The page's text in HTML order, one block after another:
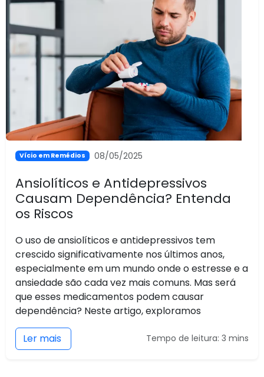
Vício em Remédios 08/05/2025
Ansiolíticos e Antidepressivos
Causam Dependência? Entenda
os Riscos
O uso de ansiolíticos e antidepressivos tem
crescido significativamente nos últimos anos,
especialmente em um mundo onde o estresse e a
ansiedade são cada vez mais comuns. Mas será
que esses medicamentos podem causar
dependência? Neste artigo, exploramos
Ler mais Tempo de leitura: 3 mins